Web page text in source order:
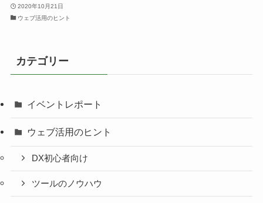
2020年10月21日
ウェブ活用のヒント
カテゴリー
イベントレポート
ウェブ活用のヒント
DX初心者向け
ツールのノウハウ